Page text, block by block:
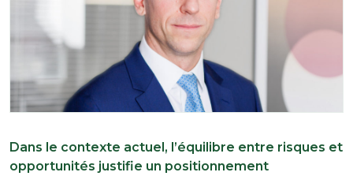
Dans le contexte actuel, l’équilibre entre risques et
opportunités justifie un positionnement